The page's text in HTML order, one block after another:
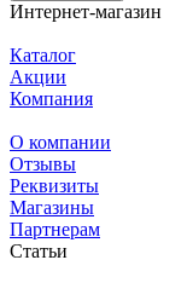
Интернет-магазин
Каталог
Акции
Компания
О компании
Отзывы
Реквизиты
Магазины
Партнерам
Статьи